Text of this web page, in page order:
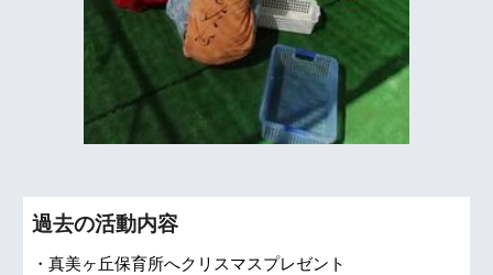
過去の活動内容
・真美ヶ丘保育所へクリスマスプレゼント